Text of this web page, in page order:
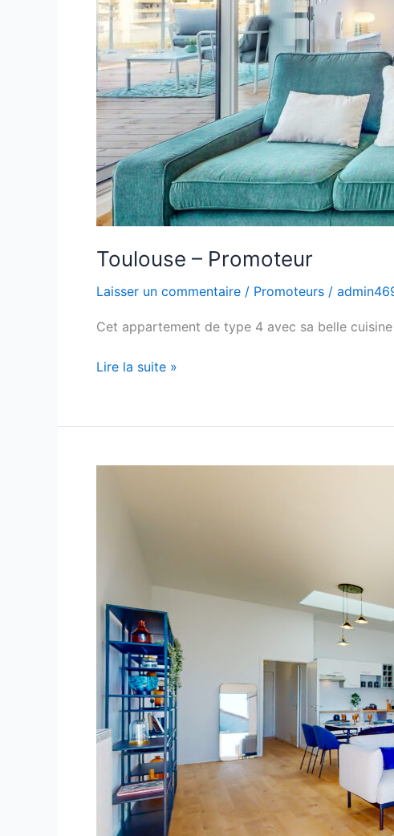
Toulouse – Promoteur
Laisser un commentaire / Promoteurs /
Cet appartement de type 4 avec sa belle
Lire la suite »